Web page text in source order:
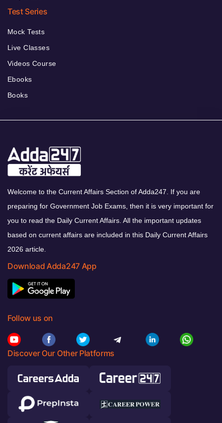
Test Series
Mock Tests
Live Classes
Videos Course
Ebooks
Books
Welcome to the Current Affairs Section of Adda247. If you are
preparing for Government Job Exams, then it is very important for
you to read the Daily Current Affairs. All the important updates
based on current affairs are included in this Daily Current Affairs
2026 article.
Download Adda247 App
Follow us on
Discover Our Other Platforms